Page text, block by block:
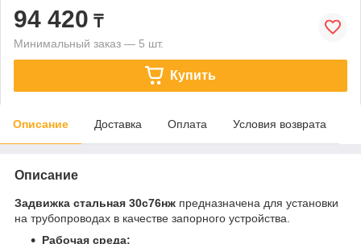
94 420 ₸
Минимальный заказ — 5 шт.
Купить
Описание Доставка Оплата Условия возврата
Описание
Задвижка стальная 30с76нж предназначена для установки
на трубопроводах в качестве запорного устройства.
Рабочая среда: